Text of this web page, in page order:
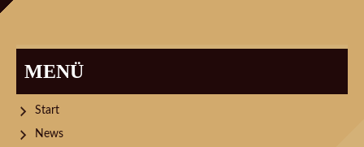
MENÜ
Start
News